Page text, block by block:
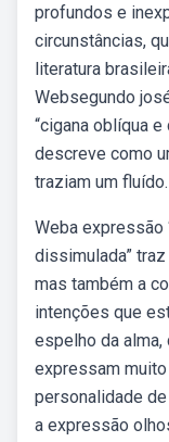
profundos e
circunstâncias,
literatura
Websegundo
“cigana oblíqua
descreve como
traziam um fluído.
Weba expressão
dissimulada”
mas também a
intenções que
espelho da alma,
expressam
personalidade
a expressão